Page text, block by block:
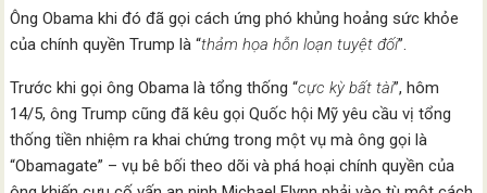
Ông Obama khi đó đã gọi cách ứng phó khủng hoảng sức khỏe
của chính quyền Trump là “thảm họa hỗn loạn tuyệt đối”.
Trước khi gọi ông Obama là tổng thống “cực kỳ bất tài”, hôm
14/5, ông Trump cũng đã kêu gọi Quốc hội Mỹ yêu cầu vị tổng
thống tiền nhiệm ra khai chứng trong một vụ mà ông gọi là
“Obamagate” – vụ bê bối theo dõi và phá hoại chính quyền của